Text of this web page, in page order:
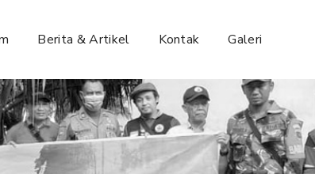
Berita & Artikel Kontak Galeri